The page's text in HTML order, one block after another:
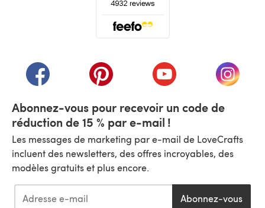
(s'ouvre dans un nouvel onglet)
(s'ouvre dans un nouvel onglet)
(s'ouvre dans un(s'ouvre
Abonnez-vous pour recevoir un code de
réduction de 15 % par e-mail !
Les messages de marketing par e-mail de LoveCrafts
incluent des newsletters, des offres incroyables, des
modèles gratuits et plus encore.
Abonnez-vous